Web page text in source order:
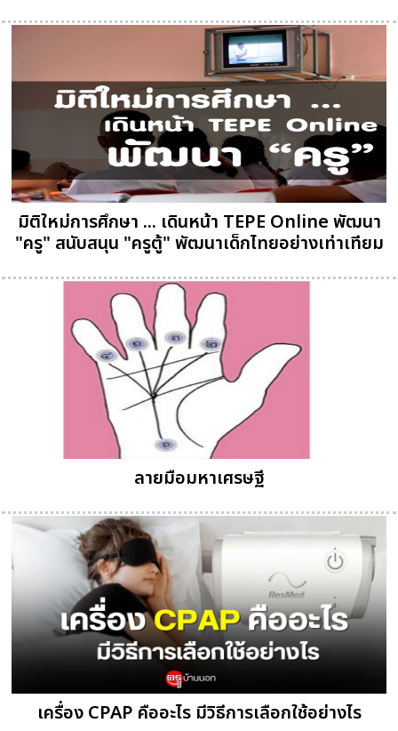
มิติใหม่การศึกษา ... เดินหน้า TEPE Online พัฒนา
"ครู" สนับสนุน "ครูตู้" พัฒนาเด็กไทยอย่างเท่าเทียม
ลายมือมหาเศรษฐี
เครื่อง CPAP คืออะไร มีวิธีการเลือกใช้อย่างไร